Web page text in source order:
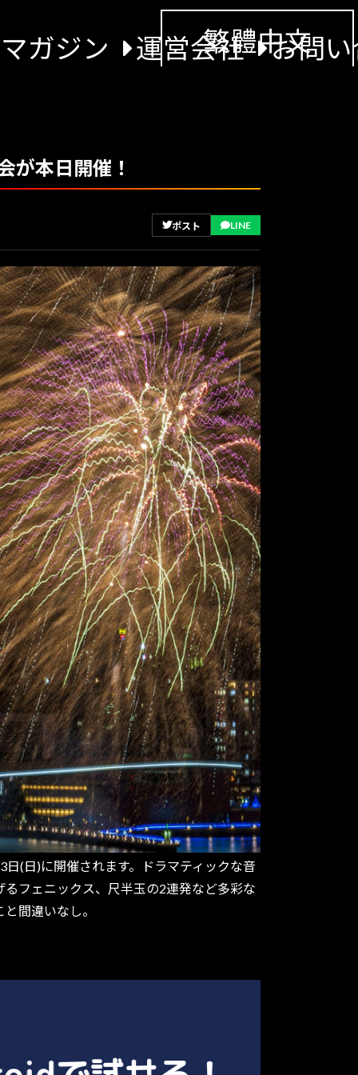
ガジン 運営会社 お問
繁體中文
が本日開催！
ポスト LINE
(日)に開催されます。ドラマティックな音
フェニックス、尺半玉の2連発など多彩な
間違いなし。